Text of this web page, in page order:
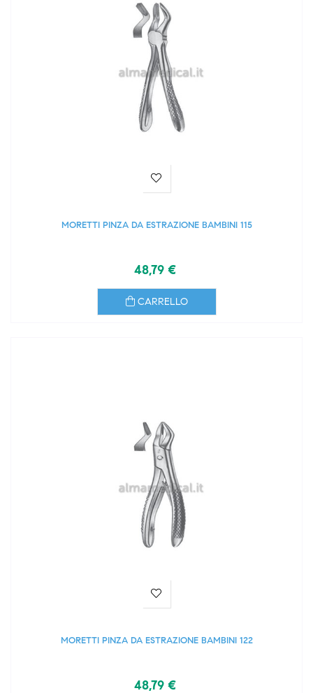
MORETTI PINZA DA ESTRAZIONE BAMBINI 115
48,79 €
CARRELLO
MORETTI PINZA DA ESTRAZIONE BAMBINI 122
48,79 €